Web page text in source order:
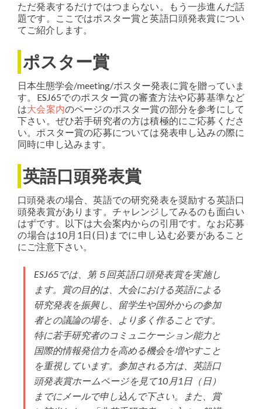
ただ発表するだけではつまらない。もう一歩進んだ話
題です。ここではポスター賞と英語口頭発表賞につい
てご紹介します。
ポスター賞
日本生態学会/meeting/ポスター発表に賞を贈っていま
す。ESJ65でのポスター賞の審査方法や応募基準など
は大会案内のページのポスター賞の部分を参考にして
下さい。ぜひ若手研究者の方は積極的にご応募くださ
い。ポスター賞の応募については発表申し込みの際に
同時に申し込みます。
英語口頭発表賞
口頭発表の場合、英語での研究発表を奨励する英語口
頭発表賞があります。チャレンジしてみるのも面白い
はずです。以下は大会案内からの引用です。なお応募
の場合は10月1日(日)までに申し込む必要があること
にご注意下さい。
ESJ65では、第５回英語口頭発表賞を実施し
ます。賞の目的は、大会における英語による
研究発表を振興し、留学生や国外からの参加
者との議論の場を、より多く作ることです。
特に若手研究者のコミュニケーション能力と
国際的情報発信力を高める機会を増やすこと
を重視しています。参加される方は、英語口
頭発表賞ホームページを見て10月1日（日）
までにメールで申し込んで下さい。また、賞